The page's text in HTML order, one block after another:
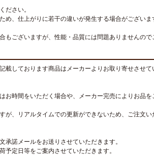
ださい。
め、仕上がりに若干の違いが発生する場合がございま
ございますが、性能・品質には問題ありませんので
載しております商品はメーカーよりお取り寄せさせ
お時間をいただく場合や、メーカー完売によりお品
が、リアルタイムでの更新ができないため、ご注文
承諾メールをお送りさせていただきます。
予定日等をご案内させていただきます。